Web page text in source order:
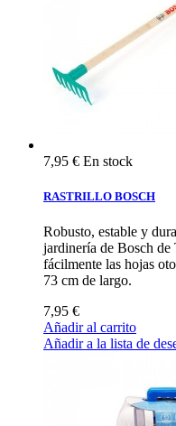
7,95 € En stock
RASTRILLO BOSCH
Robusto, estable y
jardinería de Bosch
fácilmente las hojas
73 cm de largo.
7,95 €
Añadir al carrito
Añadir a la lista de